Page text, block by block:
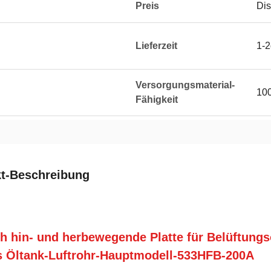
Preis
Lieferzeit 1-
Versorgungsmaterial-
Fähigkeit
Beschreibung
hin- und herbewegende Platte für
Öltank-Luftrohr-Hauptmodell-533HFB-200A